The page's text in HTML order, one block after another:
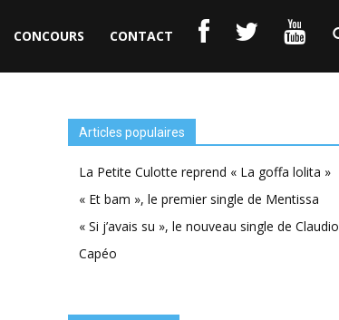
CONCOURS CONTACT
Articles populaires
La Petite Culotte reprend « La goffa lolita »
« Et bam », le premier single de Mentissa
« Si j’avais su », le nouveau single de Claudio
Capéo